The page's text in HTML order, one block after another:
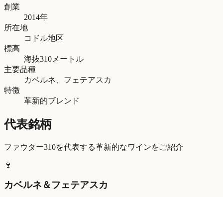
創業
2014年
所在地
コドル地区
標高
海抜310メートル
主要品種
カベルネ、フェテアスカ
特徴
革新的ブレンド
代表銘柄
ファウター310を代表する革新的なワインをご紹介
🍷
カベルネ＆フェテアスカ